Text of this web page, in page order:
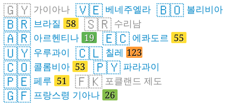
🇬🇾 가이아나 🇻🇪 베네주엘라 🇧🇴 볼리비아
🇧🇷 브라질 58 🇸🇷 수리남
🇦🇷 아르헨티나 19 🇪🇨 에콰도르 55
🇺🇾 우루과이 🇨🇱 칠레 123
🇨🇴 콜롬비아 53 🇵🇾 파라과이
🇵🇪 페루 51 🇫🇰 포클랜드 제도
🇬🇫 프랑스령 기아나 26